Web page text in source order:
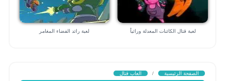
لعبة قتال الكائنات المعدلة وراثياً لعبة رائد الفضاء المغامر
الصفحة الرئيسية / العاب قتال